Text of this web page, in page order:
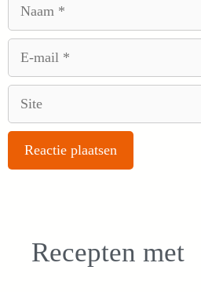
Recepten met